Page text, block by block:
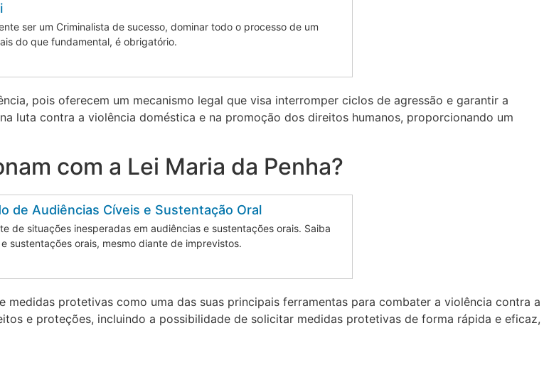
ser um Criminalista de sucesso, dominar todo o processo de um
do que fundamental, é obrigatório.
pois oferecem um mecanismo legal que visa interromper ciclos de agressão e garantir a
luta contra a violência doméstica e na promoção dos direitos humanos, proporcionando um
com a Lei Maria da Penha?
de Audiências Cíveis e Sustentação Oral
de situações inesperadas em audiências e sustentações orais. Saiba
sustentações orais, mesmo diante de imprevistos.
medidas protetivas como uma das suas principais ferramentas para combater a violência contra a
e proteções, incluindo a possibilidade de solicitar medidas protetivas de forma rápida e eficaz,